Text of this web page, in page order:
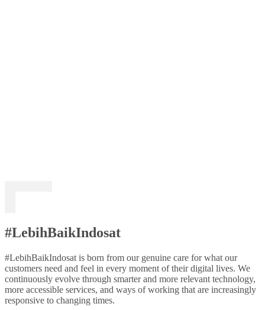
#LebihBaikIndosat
#LebihBaikIndosat is born from our genuine care for what our
customers need and feel in every moment of their digital lives. We
continuously evolve through smarter and more relevant technology,
more accessible services, and ways of working that are increasingly
responsive to changing times.